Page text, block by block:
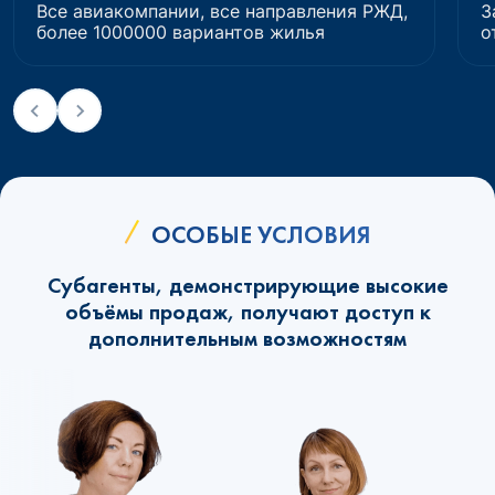
Все авиакомпании, все направления РЖД,
более 1000000 вариантов жилья
ОСОБЫЕ УСЛОВИЯ
Субагенты, демонстрирующие высокие
объёмы продаж, получают доступ к
дополнительным возможностям